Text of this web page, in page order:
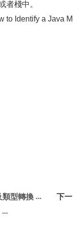
者棧中。
to Identify a Java M
型轉換
下一